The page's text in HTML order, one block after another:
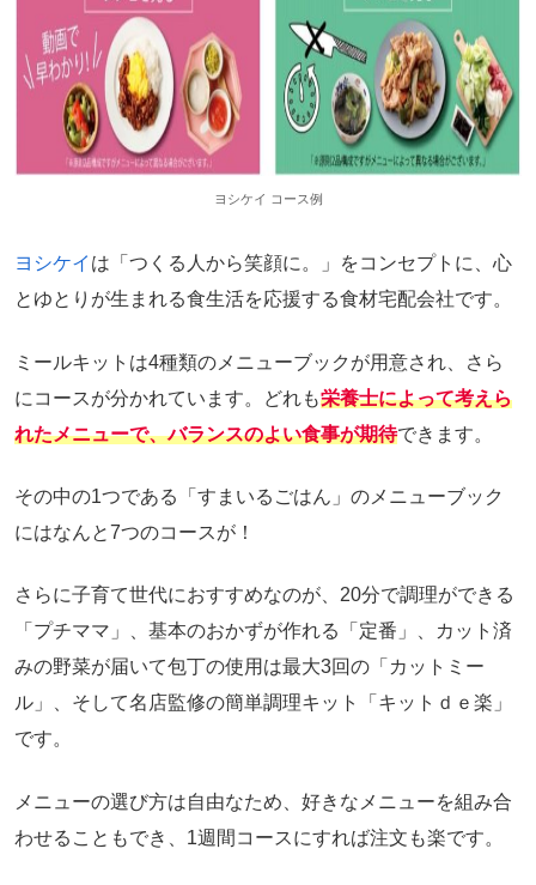
ヨシケイ コース例
ヨシケイ は「つくる人から笑顔に。」をコンセプトに、心
とゆとりが生まれる食生活を応援する食材宅配会社です。
ミールキットは4種類のメニューブックが用意され、さら
にコースが分かれています。どれも栄養士によって考えら
れたメニューで、バランスのよい食事が期待できます。
その中の1つである「すまいるごはん」のメニューブック
にはなんと7つのコースが！
さらに子育て世代におすすめなのが、20分で調理ができる
「プチママ」、基本のおかずが作れる「定番」、カット済
みの野菜が届いて包丁の使用は最大3回の「カットミー
ル」、そして名店監修の簡単調理キット「キットｄｅ楽」
です。
メニューの選び方は自由なため、好きなメニューを組み合
わせることもでき、1週間コースにすれば注文も楽です。